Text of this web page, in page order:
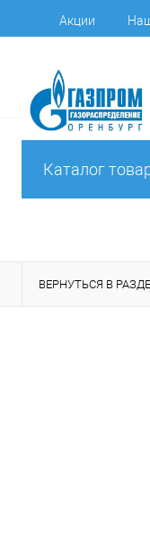
Акции
Каталог
ВЕРНУТЬСЯ В